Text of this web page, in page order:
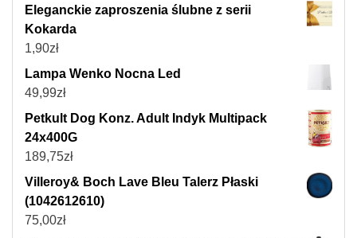
Eleganckie zaproszenia ślubne z serii
Kokarda
1,90zł
Lampa Wenko Nocna Led
49,99zł
Petkult Dog Konz. Adult Indyk Multipack
24x400G
189,75zł
Villeroy& Boch Lave Bleu Talerz Płaski
(1042612610)
75,00zł